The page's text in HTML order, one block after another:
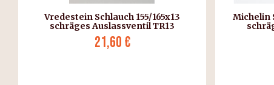
Michelin Schlauch 155/165x13 13D13
schräges Auslassventil TR13
29,95 €